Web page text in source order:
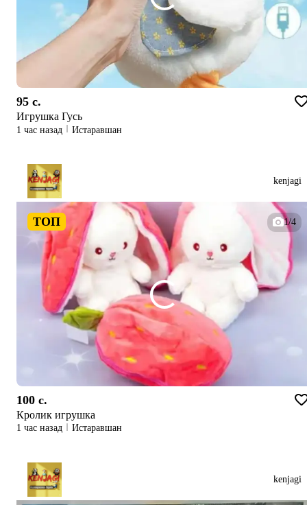
95 c.
Игрушка Гусь
1 час назад Истаравшан
kenjagi
ТОП 1/4
100 c.
Кролик игрушка
1 час назад Истаравшан
kenjagi